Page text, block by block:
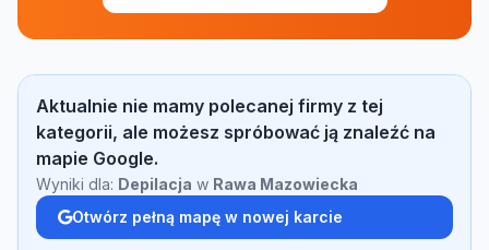
Aktualnie nie mamy polecanej firmy z tej
kategorii, ale możesz spróbować ją znaleźć na
mapie Google.
Wyniki dla: Depilacja w Rawa Mazowiecka
Otwórz pełną mapę w nowej karcie